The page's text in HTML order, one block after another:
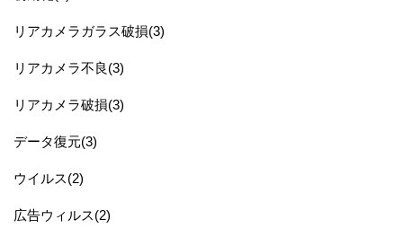
リアカメラガラス破損(3)
リアカメラ不良(3)
リアカメラ破損(3)
データ復元(3)
ウイルス(2)
広告ウィルス(2)